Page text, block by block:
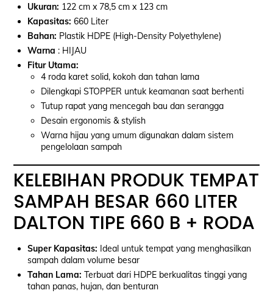
Ukuran: 122 cm x 78,5 cm x 123 cm
Kapasitas: 660 Liter
Bahan: Plastik HDPE (High-Density Polyethylene)
Warna : HIJAU
Fitur Utama:
4 roda karet solid, kokoh dan tahan lama
Dilengkapi STOPPER untuk keamanan saat berhenti
Tutup rapat yang mencegah bau dan serangga
Desain ergonomis & stylish
Warna hijau yang umum digunakan dalam sistem
pengelolaan sampah
KELEBIHAN PRODUK TEMPAT
SAMPAH BESAR 660 LITER
DALTON TIPE 660 B + RODA
Super Kapasitas: Ideal untuk tempat yang menghasilkan
sampah dalam volume besar
Tahan Lama: Terbuat dari HDPE berkualitas tinggi yang
tahan panas, hujan, dan benturan